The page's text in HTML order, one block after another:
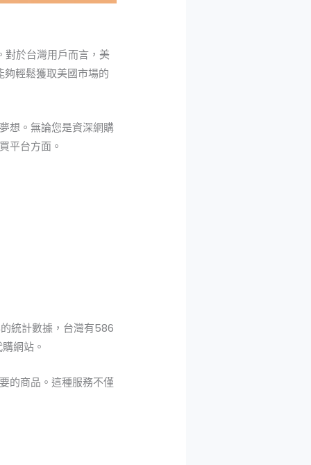
對於台灣用戶而言，美
輕鬆獲取美國市場的
想。無論您是資深網購
平台方面。
統計數據，台灣有586
網站。
的商品。這種服務不僅